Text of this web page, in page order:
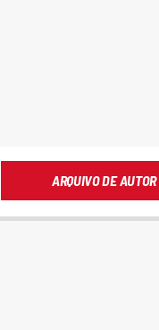
ARQUIVO DE AUTOR